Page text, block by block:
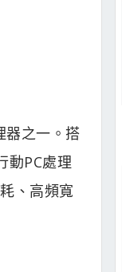
器之一。搭
動PC處理
、高頻寬